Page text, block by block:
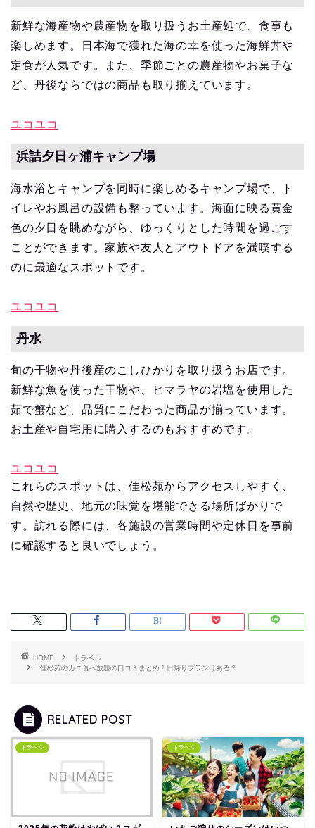
新鮮な海産物や農産物を取り扱うお土産処で、食事も
楽しめます。日本海で獲れた海の幸を使った海鮮丼や
定食が人気です。また、季節ごとの農産物やお菓子な
ど、丹後ならではの商品も取り揃えています。
ユコユコ
浜詰夕日ヶ浦キャンプ場
海水浴とキャンプを同時に楽しめるキャンプ場で、ト
イレやお風呂の設備も整っています。海面に映る黄金
色の夕日を眺めながら、ゆっくりとした時間を過ごす
ことができます。家族や友人とアウトドアを満喫する
のに最適なスポットです。
ユコユコ
丹水
旬の干物や丹後産のこしひかりを取り扱うお店です。
新鮮な魚を使った干物や、ヒマラヤの岩塩を使用した
茹で蟹など、品質にこだわった商品が揃っています。
お土産や自宅用に購入するのもおすすめです。
ユコユコ
これらのスポットは、佳松苑からアクセスしやすく、
自然や歴史、地元の味覚を堪能できる場所ばかりで
す。訪れる際には、各施設の営業時間や定休日を事前
に確認すると良いでしょう。
HOME
トラベル
佳松苑のカニ食べ放題の口コミまとめ！日帰りプランはある？
RELATED POST
トラベル トラベル